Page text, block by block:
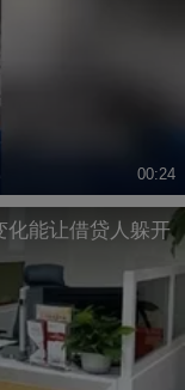
00:24
化能让借贷人躲开